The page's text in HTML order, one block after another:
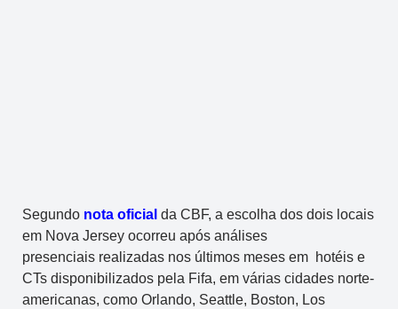
Segundo nota oficial da CBF, a escolha dos dois locais
em Nova Jersey ocorreu após análises
presenciais realizadas nos últimos meses em hotéis e
CTs disponibilizados pela Fifa, em várias cidades norte-
americanas, como Orlando, Seattle, Boston, Los